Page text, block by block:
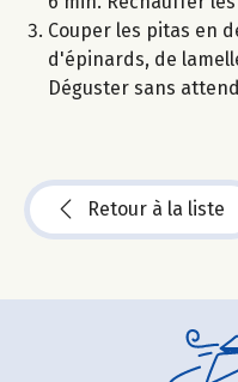
Couper les pitas en
d'épinards, de
Déguster sans
Retour à la liste